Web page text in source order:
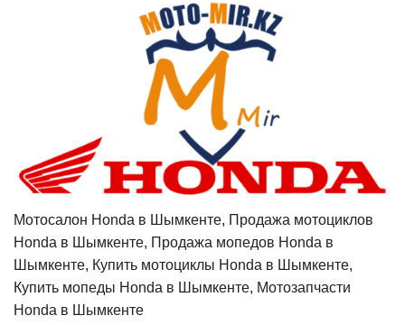
Мотосалон Honda в Шымкенте, Продажа мотоциклов
Honda в Шымкенте, Продажа мопедов Honda в
Шымкенте, Купить мотоциклы Honda в Шымкенте,
Купить мопеды Honda в Шымкенте, Мотозапчасти
Honda в Шымкенте